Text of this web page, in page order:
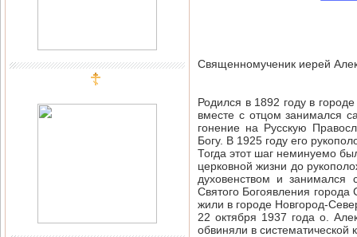
Священномученик иерей
Родился в 1892 году в
вместе с отцом занимался
гонение на Русскую
Богу. В 1925 году его
Тогда этот шаг неминуемо
церковной жизни до
духовенством и
Святого Богоявления
жили в городе Новгород-
22 октября 1937 года о.
обвиняли в систематической